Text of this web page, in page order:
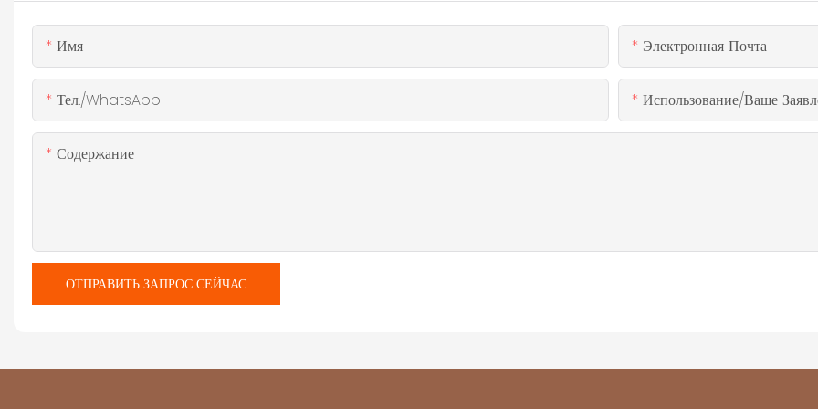
Имя Электронная Почта
Тел./WhatsApp Использование/ваше
Содержание
ОТПРАВИТЬ ЗАПРОС СЕЙЧАС